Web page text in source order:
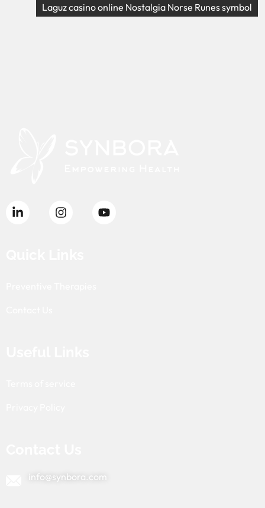
Laguz casino online Nostalgia Norse Runes symbol
info@synbora.com